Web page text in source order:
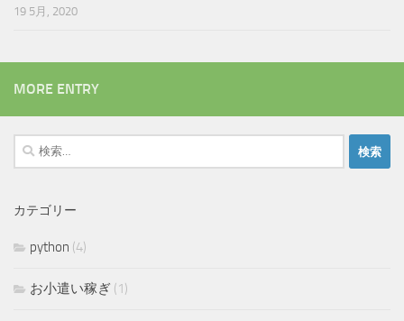
19 5月, 2020
MORE ENTRY
検
索:
カテゴリー
python (4)
お小遣い稼ぎ (1)